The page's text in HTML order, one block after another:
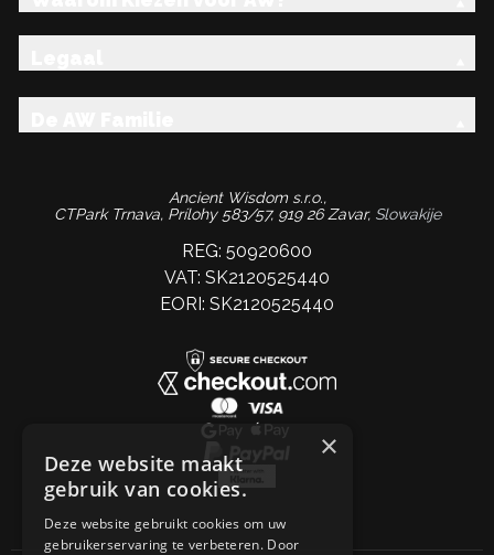
Ancient Wisdom s.r.o.,
CTPark Trnava, Prílohy 583/57, 919 26 Zavar, Slowakije
REG: 50920600
VAT: SK2120525440
EORI: SK2120525440
×
Deze website maakt
gebruik van cookies.
Deze website gebruikt cookies om uw
gebruikerservaring te verbeteren. Door